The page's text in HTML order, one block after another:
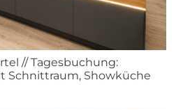
// Tagesbuchung:
Schnittraum, Showküche